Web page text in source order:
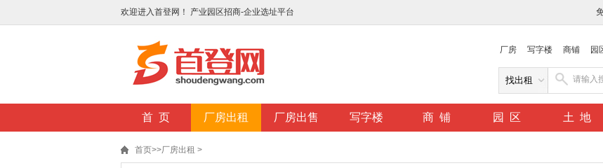
欢迎进入首登网！ 产业园区招商-企业选址平台
厂房 写字楼 商铺 园
首 页 厂房出租 厂房出售 写字楼 商 铺 园 区 土 地
首页>>厂房出租 >